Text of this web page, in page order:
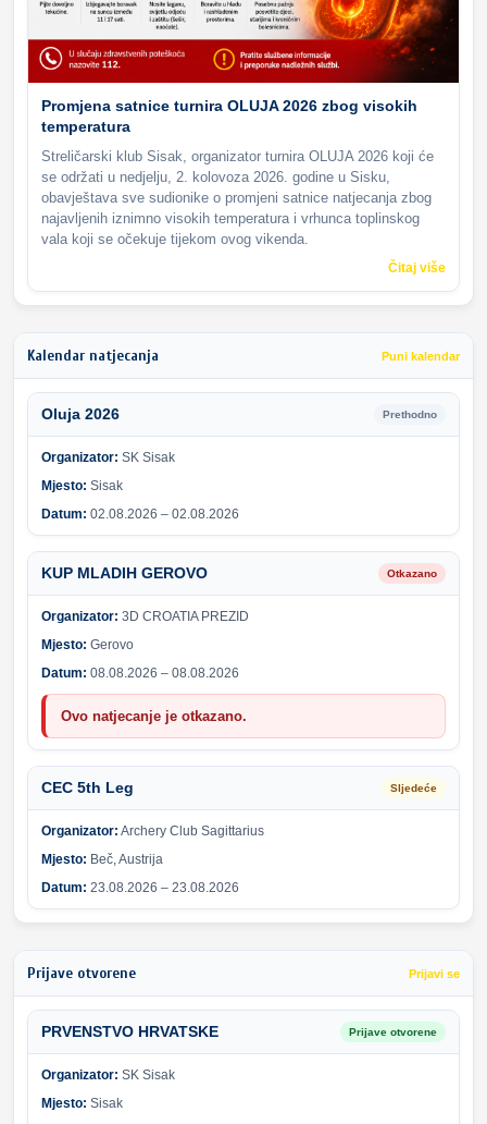
Promjena satnice turnira OLUJA 2026 zbog visokih
temperatura
Streličarski klub Sisak, organizator turnira OLUJA 2026 koji će
se održati u nedjelju, 2. kolovoza 2026. godine u Sisku,
obavještava sve sudionike o promjeni satnice natjecanja zbog
najavljenih iznimno visokih temperatura i vrhunca toplinskog
vala koji se očekuje tijekom ovog vikenda.
Čitaj više
Kalendar natjecanja Puni kalendar
Oluja 2026 Prethodno
Organizator: SK Sisak
Mjesto: Sisak
Datum: 02.08.2026 – 02.08.2026
KUP MLADIH GEROVO Otkazano
Organizator: 3D CROATIA PREZID
Mjesto: Gerovo
Datum: 08.08.2026 – 08.08.2026
Ovo natjecanje je otkazano.
CEC 5th Leg Sljedeće
Organizator: Archery Club Sagittarius
Mjesto: Beč, Austrija
Datum: 23.08.2026 – 23.08.2026
Prijave otvorene Prijavi se
PRVENSTVO HRVATSKE Prijave otvorene
Organizator: SK Sisak
Mjesto: Sisak